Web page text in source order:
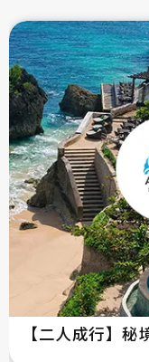
【二人成行】秘